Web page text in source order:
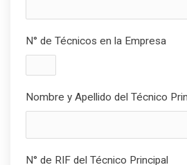
N° de Técnicos en la Empresa
Nombre y Apellido del Técnico
N° de RIF del Técnico Principal